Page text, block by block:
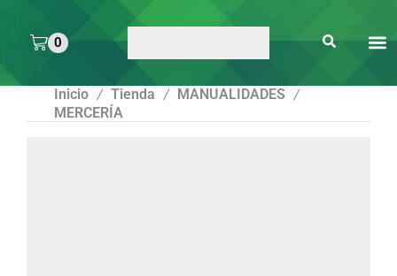
0
Inicio / Tienda / MANUALIDADES /
MERCERÍA